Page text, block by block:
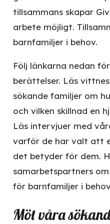
tillsammans skapar
arbete möjligt.
barnfamiljer i behov.
Följ länkarna nedan
berättelser. Läs
sökande familjer om
och vilken skillnad en
Läs intervjuer med
varför de har valt att
det betyder för dem.
samarbetspartners
för barnfamiljer i
Möt våra